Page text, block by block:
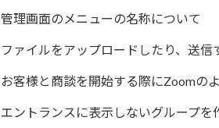
管理画面のメニューの名称について
ファイルをアップロードしたり、送
お客様と商談を開始する際にZoomの
エントランスに表示しないグループを